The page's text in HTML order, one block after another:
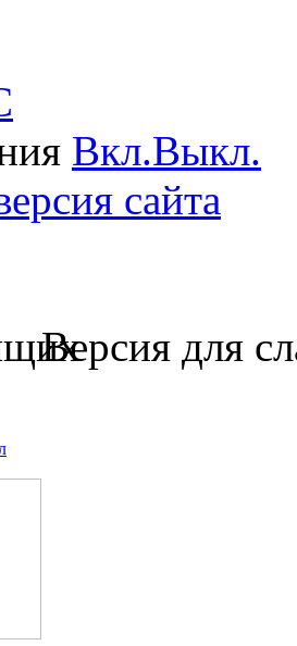
Вкл.Выкл.
сайта
Версия для